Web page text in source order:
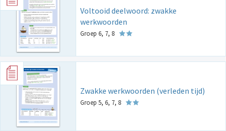
Voltooid deelwoord: zwakke
werkwoorden
Groep 6, 7, 8
Zwakke werkwoorden (verleden tijd)
Groep 5, 6, 7, 8